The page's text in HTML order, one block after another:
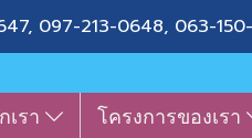
, 097-213-0648, 063-
เรา โครงการของเรา